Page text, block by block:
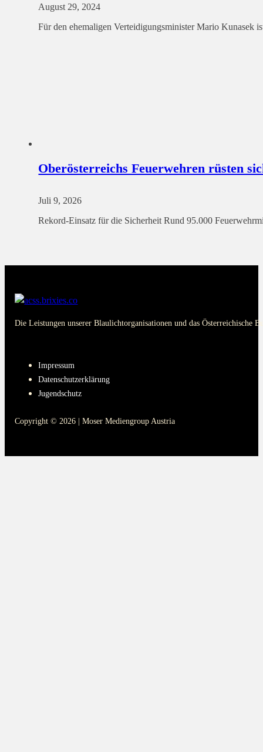
August 29, 2024
Für den ehemaligen Verteidigungsminister Mario Kunasek
Oberösterreichs Feuerwehren rüsten
Juli 9, 2026
Rekord-Einsatz für die Sicherheit Rund 95.000
Die Leistungen unserer Blaulichtorganisationen und das Österreichische
Impressum
Datenschutzerklärung
Jugendschutz
Copyright © 2026 | Moser Mediengroup Austria